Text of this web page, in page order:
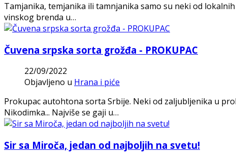
Tamjanika, temjanika ili tamnjanika samo su neki od
vinskog brenda u…
Čuvena srpska sorta grožđa - PROKUPAC
22/09/2022
Objavljeno u Hrana i piće
Prokupac autohtona sorta Srbije. Neki od zaljubljenika u
Nikodimka... Najviše se gaji u…
Sir sa Miroča, jedan od najboljih na svetu!